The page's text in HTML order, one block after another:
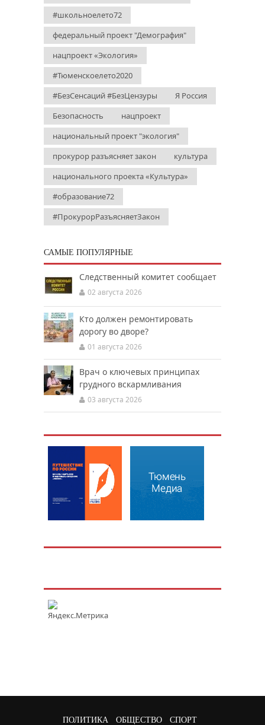
#школьноелето72
федеральный проект "Демография"
нацпроект «Экология»
#Тюменскоелето2020
#БезСенсаций #БезЦензуры
Я Россия
Безопасность
нацпроект
национальный проект "экология"
прокурор разъясняет закон
культура
национального проекта «Культура»
#образование72
#ПрокурорРазъясняетЗакон
САМЫЕ ПОПУЛЯРНЫЕ
Следственный комитет сообщает
02 августа 2026
Кто должен ремонтировать
дорогу во дворе?
01 августа 2026
Врач о ключевых принципах
грудного вскармливания
03 августа 2026
ПОЛИТИКА ОБЩЕСТВО
СПОРТ